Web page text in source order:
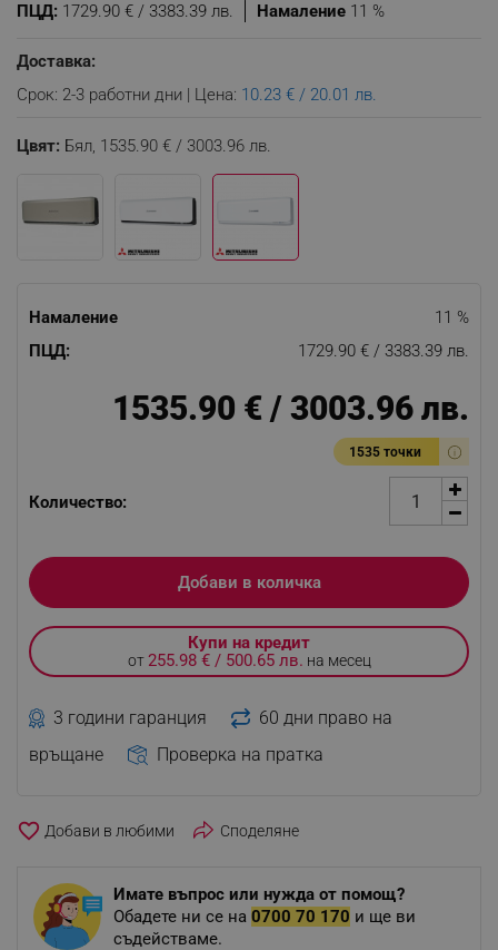
Намаление 11 %
ПЦД: 1729.90 € / 3383.39 лв.
Доставка:
Срок: 2-3 работни дни | Цена: 10.23 € / 20.01 лв.
Цвят: Бял, 1535.90 € / 3003.96 лв.
Намаление
11 %
ПЦД:
1729.90 € / 3383.39 лв.
1535.90 € / 3003.96 лв.
1535 точки
Количество:
Добави в количка
Купи на кредит
от255.98 € / 500.65 лв. на месец
3 години гаранция
60 дни право на
връщане
Проверка на пратка
favorite_border Споделяне
Имате въпрос или нужда от помощ?
Обадете ни се на 0700 70 170 и ще ви
съдействаме.